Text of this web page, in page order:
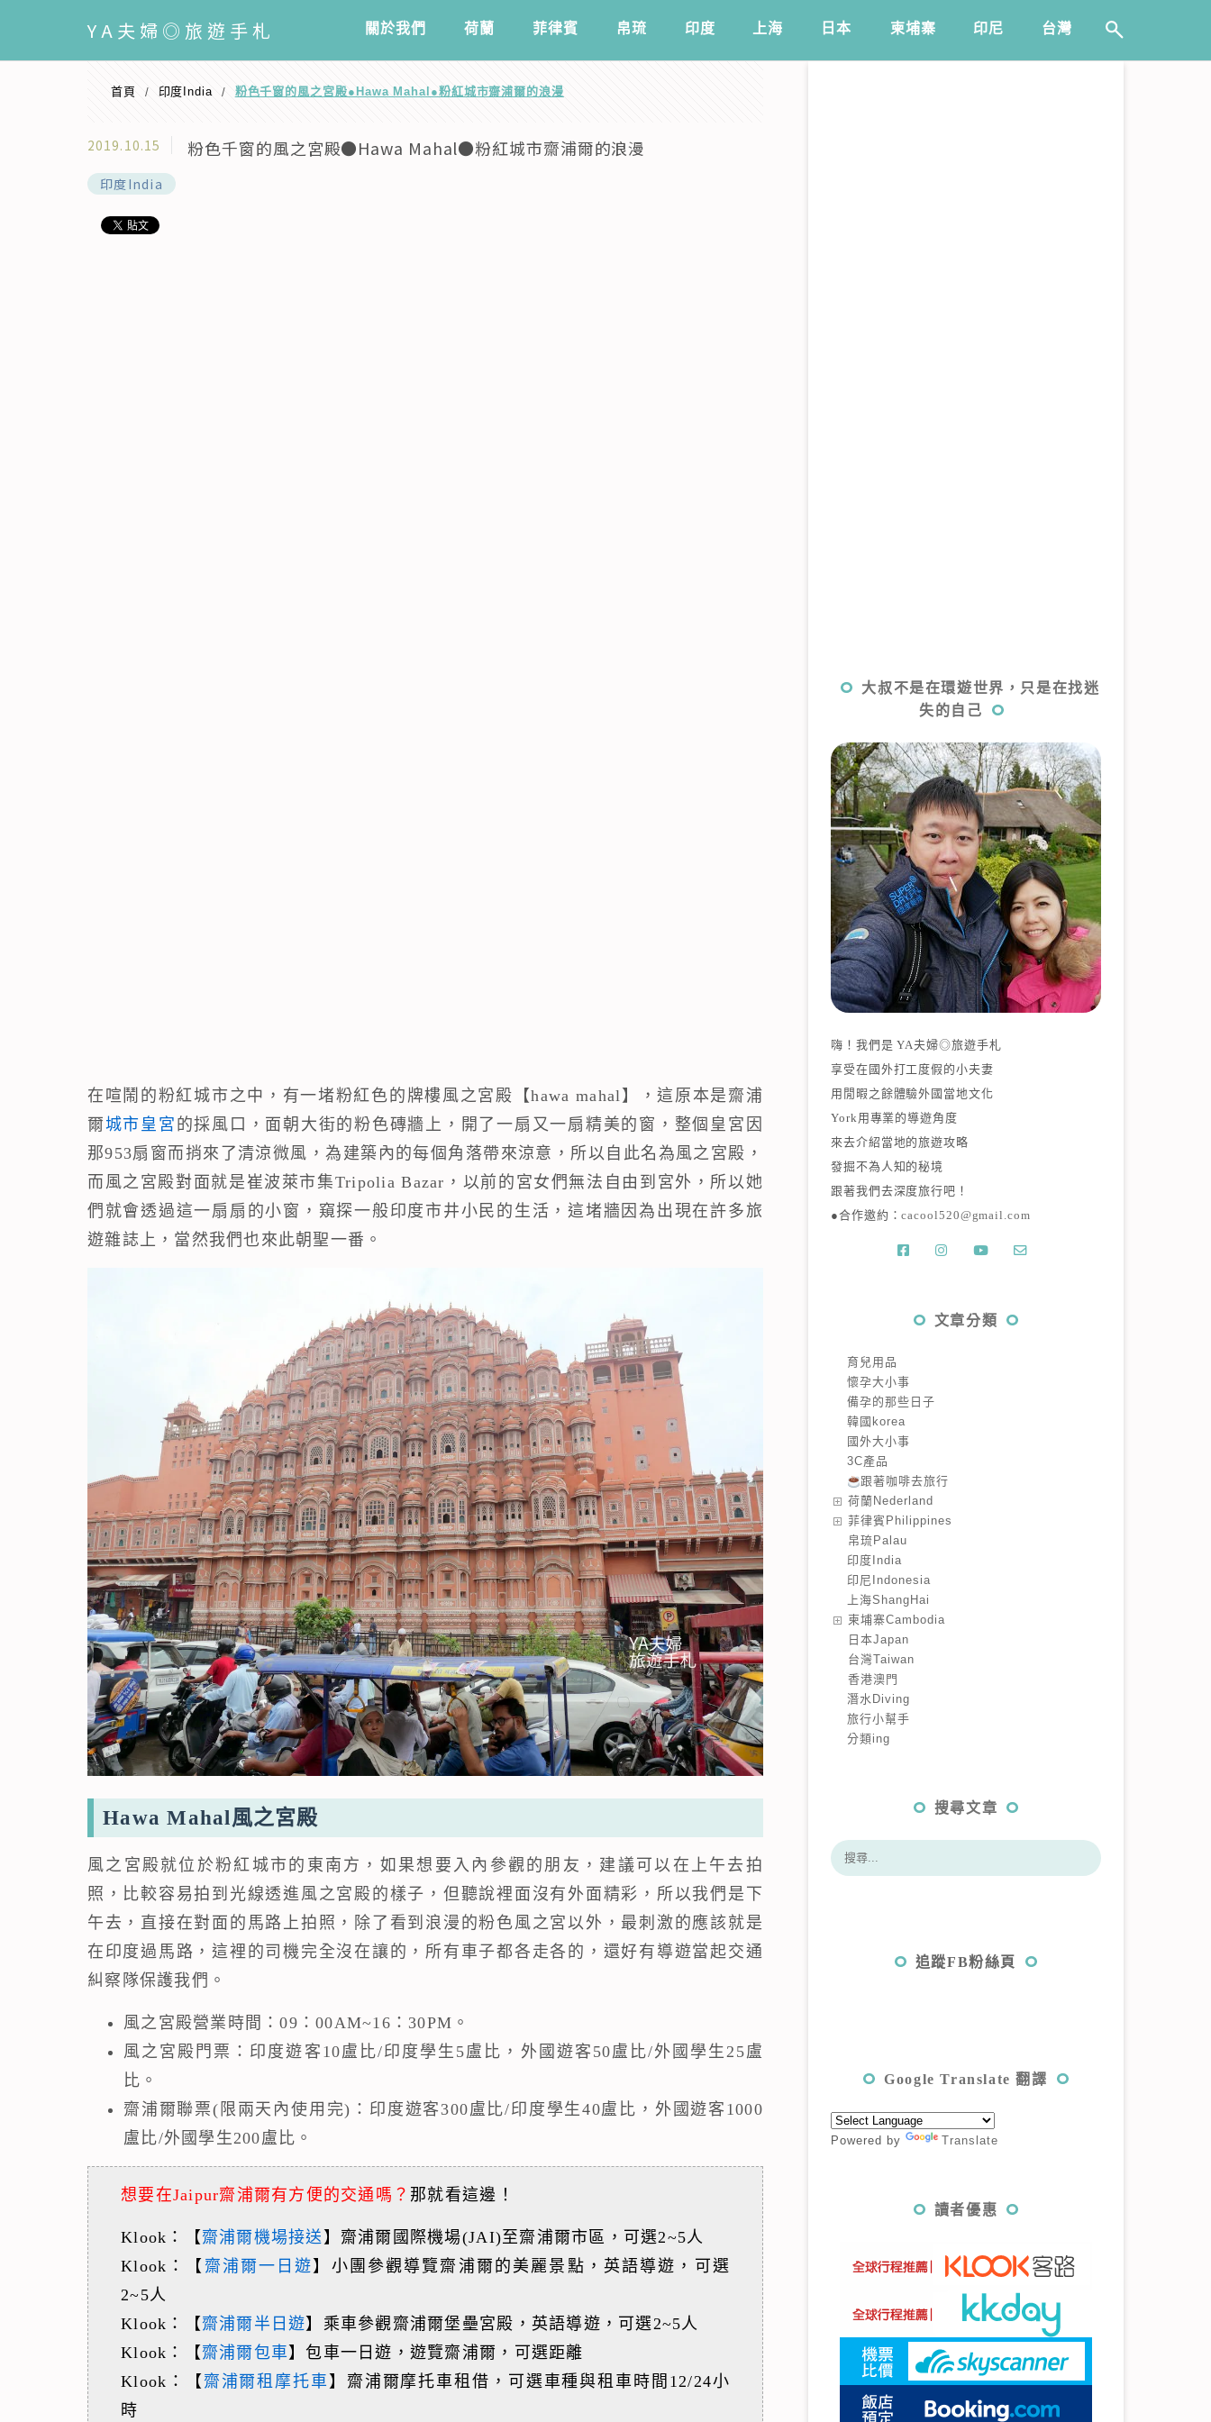
YA 夫婦◎旅遊手札 關於我們 ️荷蘭 菲律賓 帛琉 印度 上海 日本 ️柬埔寨 印尼 台灣
首頁 / 印度India / 粉色千窗的風之宮殿●Hawa Mahal●粉紅城市齋浦爾的浪漫
2019.10.15 粉色千窗的風之宮殿●Hawa Mahal●粉紅城市齋浦爾的浪漫
印度India
在喧鬧的粉紅城市之中，有一堵粉紅色的牌樓風之宮殿【hawa mahal】，這原本是齋浦
爾城市皇宮 的採風口，面朝大街的粉色磚牆上，開了一扇又一扇精美的窗，整個皇宮因
那953扇窗而捎來了清涼微風，為建築內的每個角落帶來涼意，所以自此名為風之宮殿，
而風之宮殿對面就是崔波萊市集Tripolia Bazar，以前的宮女們無法自由到宮外，所以她
們就會透過這一扇扇的小窗，窺探一般印度市井小民的生活，這堵牆因為出現在許多旅
遊雜誌上，當然我們也來此朝聖一番。
Hawa Mahal風之宮殿
風之宮殿就位於粉紅城市的東南方，如果想要入內參觀的朋友，建議可以在上午去拍
照，比較容易拍到光線透進風之宮殿的樣子，但聽說裡面沒有外面精彩，所以我們是下
午去，直接在對面的馬路上拍照，除了看到浪漫的粉色風之宮以外，最刺激的應該就是
在印度過馬路，這裡的司機完全沒在讓的，所有車子都各走各的，還好有導遊當起交通
糾察隊保護我們。
風之宮殿營業時間：09：00AM~16：30PM。
風之宮殿門票：印度遊客10盧比/印度學生5盧比，外國遊客50盧比/外國學生25盧
比。
齋浦爾聯票(限兩天內使用完)：印度遊客300盧比/印度學生40盧比，外國遊客1000
盧比/外國學生200盧比。
想要在Jaipur齋浦爾有方便的交通嗎？ 那就看這邊！
Klook：【齋浦爾機場接送 】齋浦爾國際機場(JAI)至齋浦爾市區，可選2~5人
Klook：【 齋浦爾一日遊】小團參觀導覽齋浦爾的美麗景點，英語導遊，可選
2~5人
Klook：【齋浦爾半日遊】乘車參觀齋浦爾堡壘宮殿，英語導遊，可選2~5人
Klook：【齋浦爾包車】包車一日遊，遊覽齋浦爾，可選距離
Klook：【齋浦爾租摩托車】齋浦爾摩托車租借，可選車種與租車時間12/24小
時
大叔不是在環遊世界，只是在找迷
失的自己
嗨！我們是 YA夫婦◎旅遊手札
享受在國外打工度假的小夫妻
用閒暇之餘體驗外國當地文化
York用專業的導遊角度
來去介紹當地的旅遊攻略
發掘不為人知的秘境
跟著我們去深度旅行吧！
●合作邀約：cacool520@gmail.com
文章分類
育兒用品
懷孕大小事
備孕的那些日子
韓國korea
國外大小事
3C產品
跟著咖啡去旅行
️荷蘭Nederland
️菲律賓Philippines
️帛琉Palau
印度India
印尼Indonesia
上海ShangHai
️柬埔寨Cambodia
️日本Japan
️台灣Taiwan
️香港澳門
潛水Diving
旅行小幫手
分類ing
搜尋文章
追蹤FB粉絲頁
Google Translate 翻譯
Powered by Translate
讀者優惠